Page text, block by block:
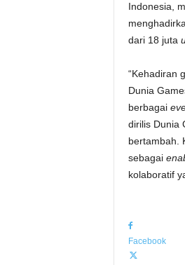
Indonesia,
dari 18 juta
“Kehadiran
Dunia
berbagai
dirilis Dunia
bertambah.
sebagai
kolaboratif
Facebook